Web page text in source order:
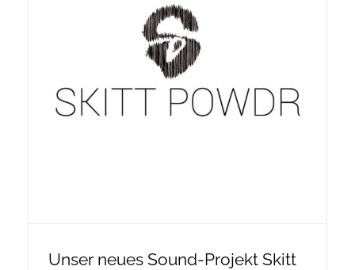
Onlineshop Angebote
Unser neues Sound-Projekt Skitt